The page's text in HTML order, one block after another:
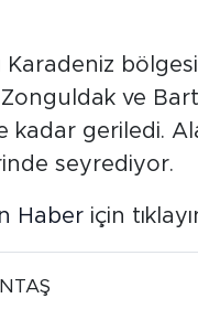
Karadeniz
ve
kadar geriledi.
seyrediyor.
Haberiçin